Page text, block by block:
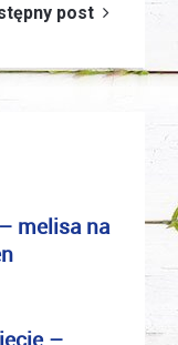
post
melisa na